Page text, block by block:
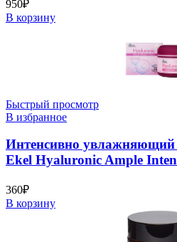
950₽
В корзину
Быстрый просмотр
В избранное
Интенсивно
Ekel Hyaluronic Ample
360₽
В корзину